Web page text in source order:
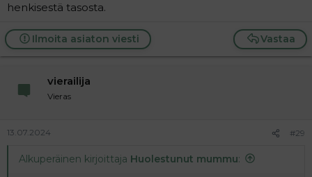
henkisestä tasosta.
Vastaa
Ilmoita asiaton viesti
vierailija
Vieras
13.07.2024 #29
Alkuperäinen kirjoittaja Huolestunut mummu: